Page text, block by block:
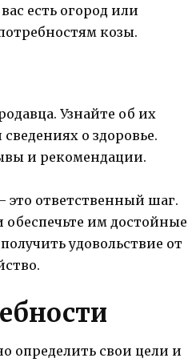
есть огород или
козы.
Узнайте об их
о здоровье.
и рекомендации.
это ответственный шаг.
обеспечьте им достойные
удовольствие от
определить свои цели и